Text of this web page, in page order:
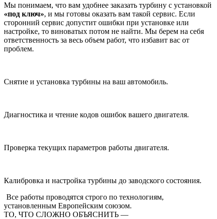
Мы понимаем, что вам удобнее заказать турбину с установкой
«под ключ», и мы готовы оказать вам такой сервис. Если
сторонний сервис допустит ошибки при установке или
настройке, то виноватых потом не найти. Мы берем на себя
ответственность за весь объем работ, что избавит вас от
проблем.
Снятие и установка турбины на ваш автомобиль.
Диагностика и чтение кодов ошибок вашего двигателя.
Проверка текущих параметров работы двигателя.
Калибровка и настройка турбины до заводского состояния.
Все работы проводятся строго по технологиям,
установленным Европейским союзом.
ТО, ЧТО СЛОЖНО ОБЪЯСНИТЬ —